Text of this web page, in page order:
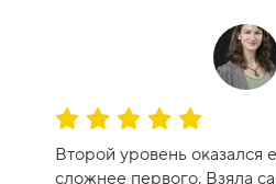
О
ц
е
Второй уровень оказался
сложнее первого. Взяла